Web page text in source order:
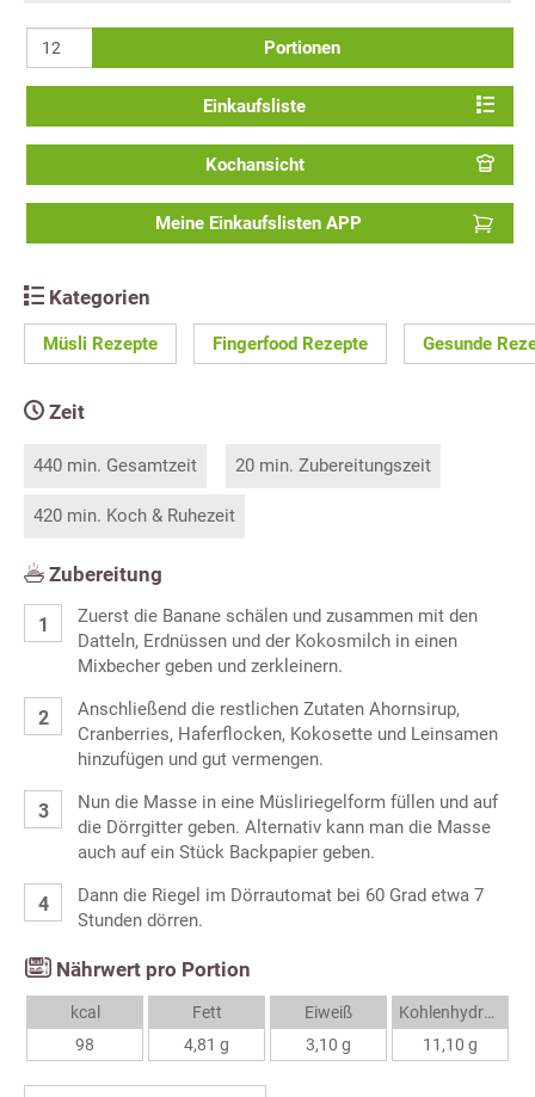
Portionen
Einkaufsliste
Kochansicht
Meine Einkaufslisten APP
Kategorien
Müsli Rezepte Fingerfood Rezepte Gesunde
Zeit
440 min. Gesamtzeit 20 min. Zubereitungszeit
420 min. Koch & Ruhezeit
Zubereitung
Zuerst die Banane schälen und zusammen mit den
Datteln, Erdnüssen und der Kokosmilch in einen
Mixbecher geben und zerkleinern.
Anschließend die restlichen Zutaten Ahornsirup,
Cranberries, Haferflocken, Kokosette und Leinsamen
hinzufügen und gut vermengen.
Nun die Masse in eine Müsliriegelform füllen und auf
die Dörrgitter geben. Alternativ kann man die Masse
auch auf ein Stück Backpapier geben.
Dann die Riegel im Dörrautomat bei 60 Grad etwa 7
Stunden dörren.
Nährwert pro Portion
kcal
98
Fett
4,81 g
Eiweiß
3,10 g
Kohlenhydrate
11,10 g